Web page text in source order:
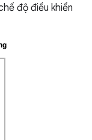
độ điều khiển